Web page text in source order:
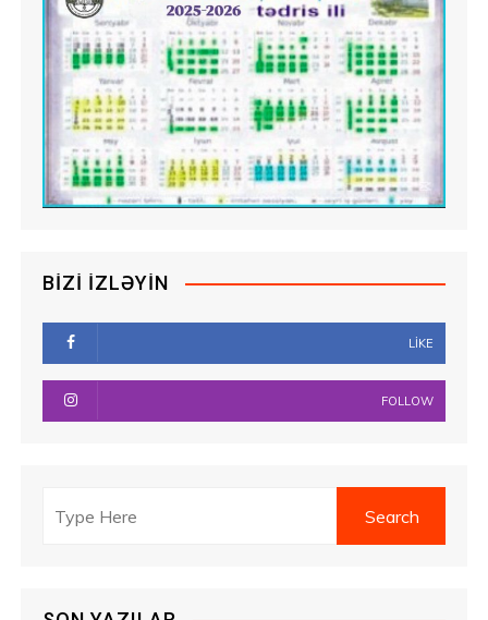
BIZI İZLƏYIN
LIKE
FOLLOW